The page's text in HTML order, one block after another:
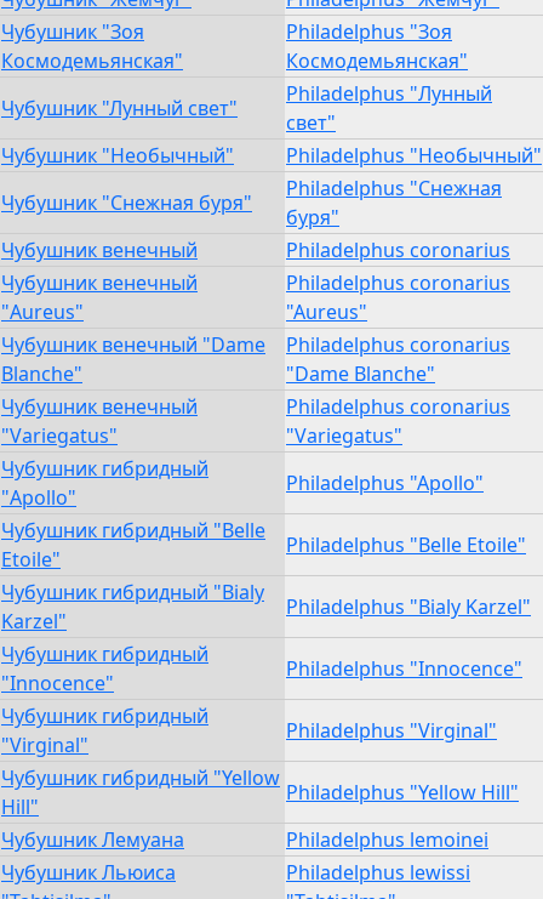
Чубушник "Зоя
Космодемьянская"
Philadelphus "Зоя
Космодемьянская"
Чубушник "Лунный свет"
Philadelphus "Лунный
свет"
Чубушник "Необычный"
Philadelphus "Необычный"
Чубушник "Снежная буря"
Philadelphus "Снежная
буря"
Чубушник венечный
Philadelphus coronarius
Чубушник венечный
"Aureus"
Philadelphus coronarius
"Aureus"
Чубушник венечный "Dame
Blanche"
Philadelphus coronarius
"Dame Blanche"
Чубушник венечный
"Variegatus"
Philadelphus coronarius
"Variegatus"
Чубушник гибридный
"Apollo"
Philadelphus "Apollo"
Чубушник гибридный "Belle
Etoile"
Philadelphus "Belle Etoile"
Чубушник гибридный "Bialy
Karzel"
Philadelphus "Bialy Karzel"
Чубушник гибридный
"Innocence"
Philadelphus "Innocence"
Чубушник гибридный
"Virginal"
Philadelphus "Virginal"
Чубушник гибридный "Yellow
Hill"
Philadelphus "Yellow Hill"
Чубушник Лемуана
Philadelphus lemoinei
Чубушник Льюиса
Philadelphus lewissi